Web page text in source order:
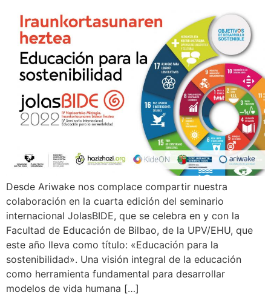
Desde Ariwake nos complace compartir nuestra
colaboración en la cuarta edición del seminario
internacional JolasBIDE, que se celebra en y con la
Facultad de Educación de Bilbao, de la UPV/EHU, que
este año lleva como título: «Educación para la
sostenibilidad». Una visión integral de la educación
como herramienta fundamental para desarrollar
modelos de vida humana […]